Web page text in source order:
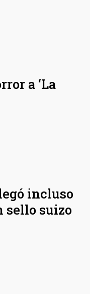
a ‘La
incluso
sello suizo